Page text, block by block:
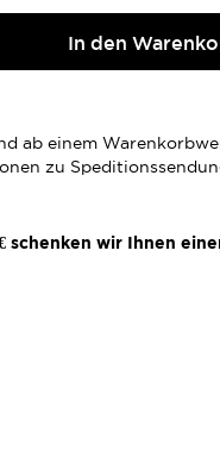
In den
ab einem
zu
schenken wir Ihnen